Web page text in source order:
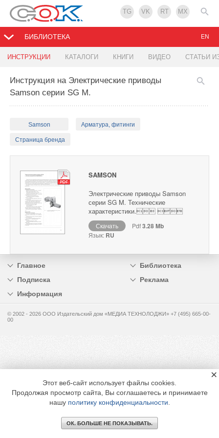
TG VK RT MX
БИБЛИОТЕКА
ИНСТРУКЦИИ КАТАЛОГИ КНИГИ ВИДЕО СТАТЬИ
EN
Инструкция на Электрические приводы
Samson серии SG M.
Samson Арматура, фитинги
Страница бренда
SAMSON
Электрические приводы Samson
серии SG M. Технические
характеристики. 
Скачать Pdf3.28 Mb
Язык: RU
Главное
Библиотека
Подписка
Реклама
Информация
© 2002 - 2026 OOO Издательский дом «МЕДИА ТЕХНОЛОДЖИ» +7 (495) 665-00-
00
Этот веб-сайт использует файлы cookies.
Продолжая просмотр сайта, Вы соглашаетесь и принимаете
нашу политику конфиденциальности
ОК. БОЛЬШЕ НЕ ПОКАЗЫВАТЬ.
×